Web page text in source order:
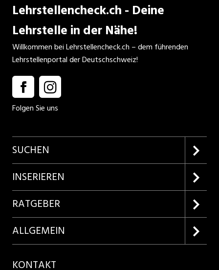
Lehrstellencheck.ch - Deine
Lehrstelle in der Nähe!
Willkommen bei Lehrstellencheck.ch – dem führenden
Lehrstellenportal der Deutschschweiz!
Folgen Sie uns
SUCHEN
Firmenprofile entdecken
Lehrstellen suchen
INSERIEREN
Kundenlogin
Inserieren
Produkte
RATGEBER
Lehrberufe entdecken
ALLGEMEIN
KONTAKT